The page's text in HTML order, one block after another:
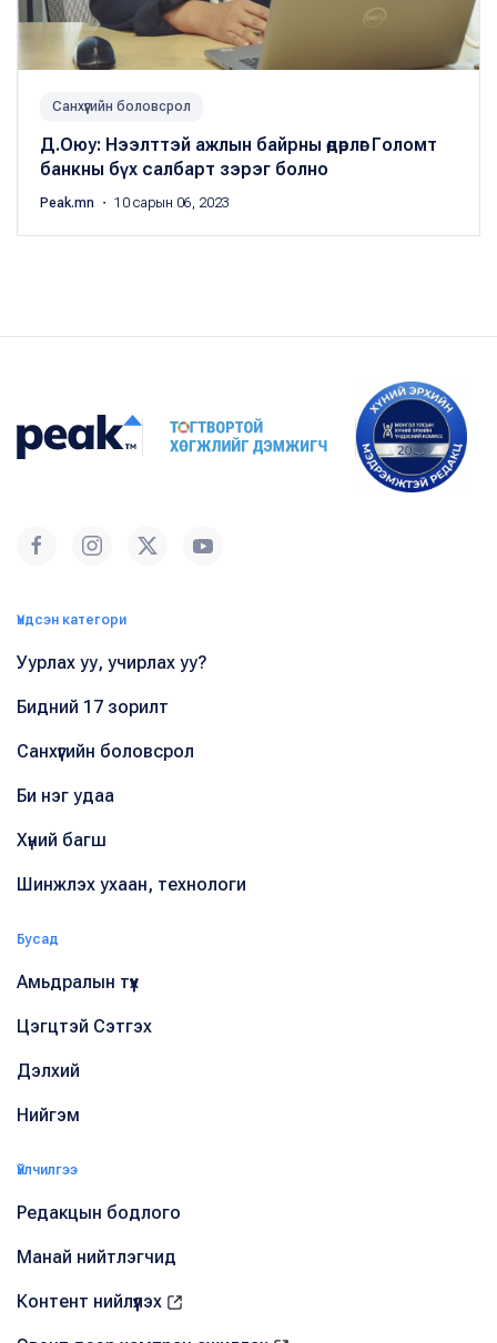
Санхүүгийн боловсрол
Д.Оюу: Нээлттэй ажлын байрны өдөрлөг Голомт
банкны бүх салбарт зэрэг болно
Peak.mn ・ 10 сарын 06, 2023
Үндсэн категори
Уурлах уу, учирлах уу?
Бидний 17 зорилт
Санхүүгийн боловсрол
Би нэг удаа
Хүний багш
Шинжлэх ухаан, технологи
Бусад
Амьдралын түүх
Цэгцтэй Сэтгэх
Дэлхий
Нийгэм
Үйлчилгээ
Редакцын бодлого
Манай нийтлэгчид
Контент нийлүүлэх